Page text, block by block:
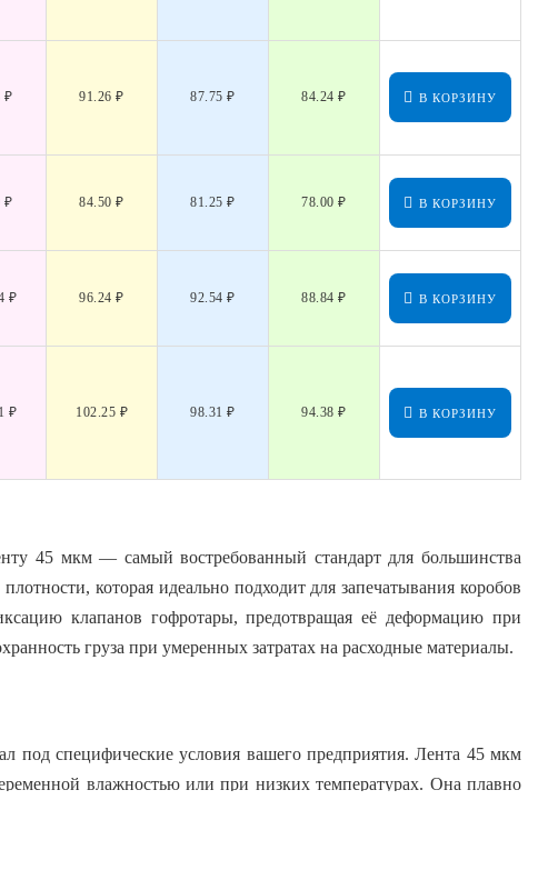
₽ 91.26 ₽ 87.75 ₽ 84.24 ₽ В КОРЗИНУ
₽ 84.50 ₽ 81.25 ₽ 78.00 ₽ В КОРЗИНУ
₽ 96.24 ₽ 92.54 ₽ 88.84 ₽ В КОРЗИНУ
₽ 102.25 ₽ 98.31 ₽ 94.38 ₽ В КОРЗИНУ
45 мкм — самый востребованный стандарт для большинства
которая идеально подходит для запечатывания коробов
клапанов гофротары, предотвращая её деформацию при
груза при умеренных затратах на расходные материалы.
под специфические условия вашего предприятия. Лента 45 мкм
влажностью или при низких температурах. Она плавно